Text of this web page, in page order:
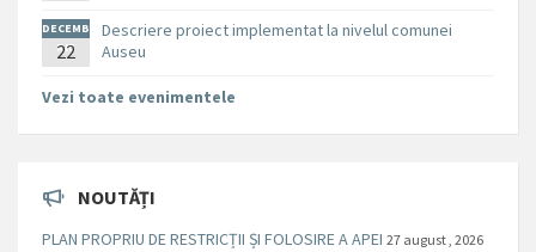
DECEMB
RIE
22
Descriere proiect implementat la nivelul comunei
Auseu
Vezi toate evenimentele
NOUTĂȚI
PLAN PROPRIU DE RESTRICȚII ȘI FOLOSIRE A APEI 27 august , 2026